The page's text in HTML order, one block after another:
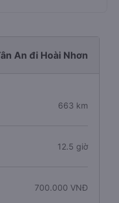
An đi Hoài Nhơn
663 km
12.5 giờ
700.000 VNĐ